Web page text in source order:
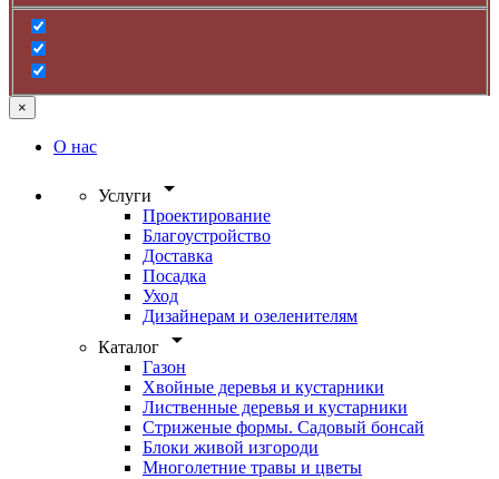
×
О нас
Услуги arrow_drop_down
Проектирование
Благоустройство
Доставка
Посадка
Уход
Дизайнерам и озеленителям
Каталог
arrow_drop_down
Газон
Хвойные деревья и кустарники
Лиственные деревья и кустарники
Стриженые формы. Садовый бонсай
Блоки живой изгороди
Многолетние травы и цветы